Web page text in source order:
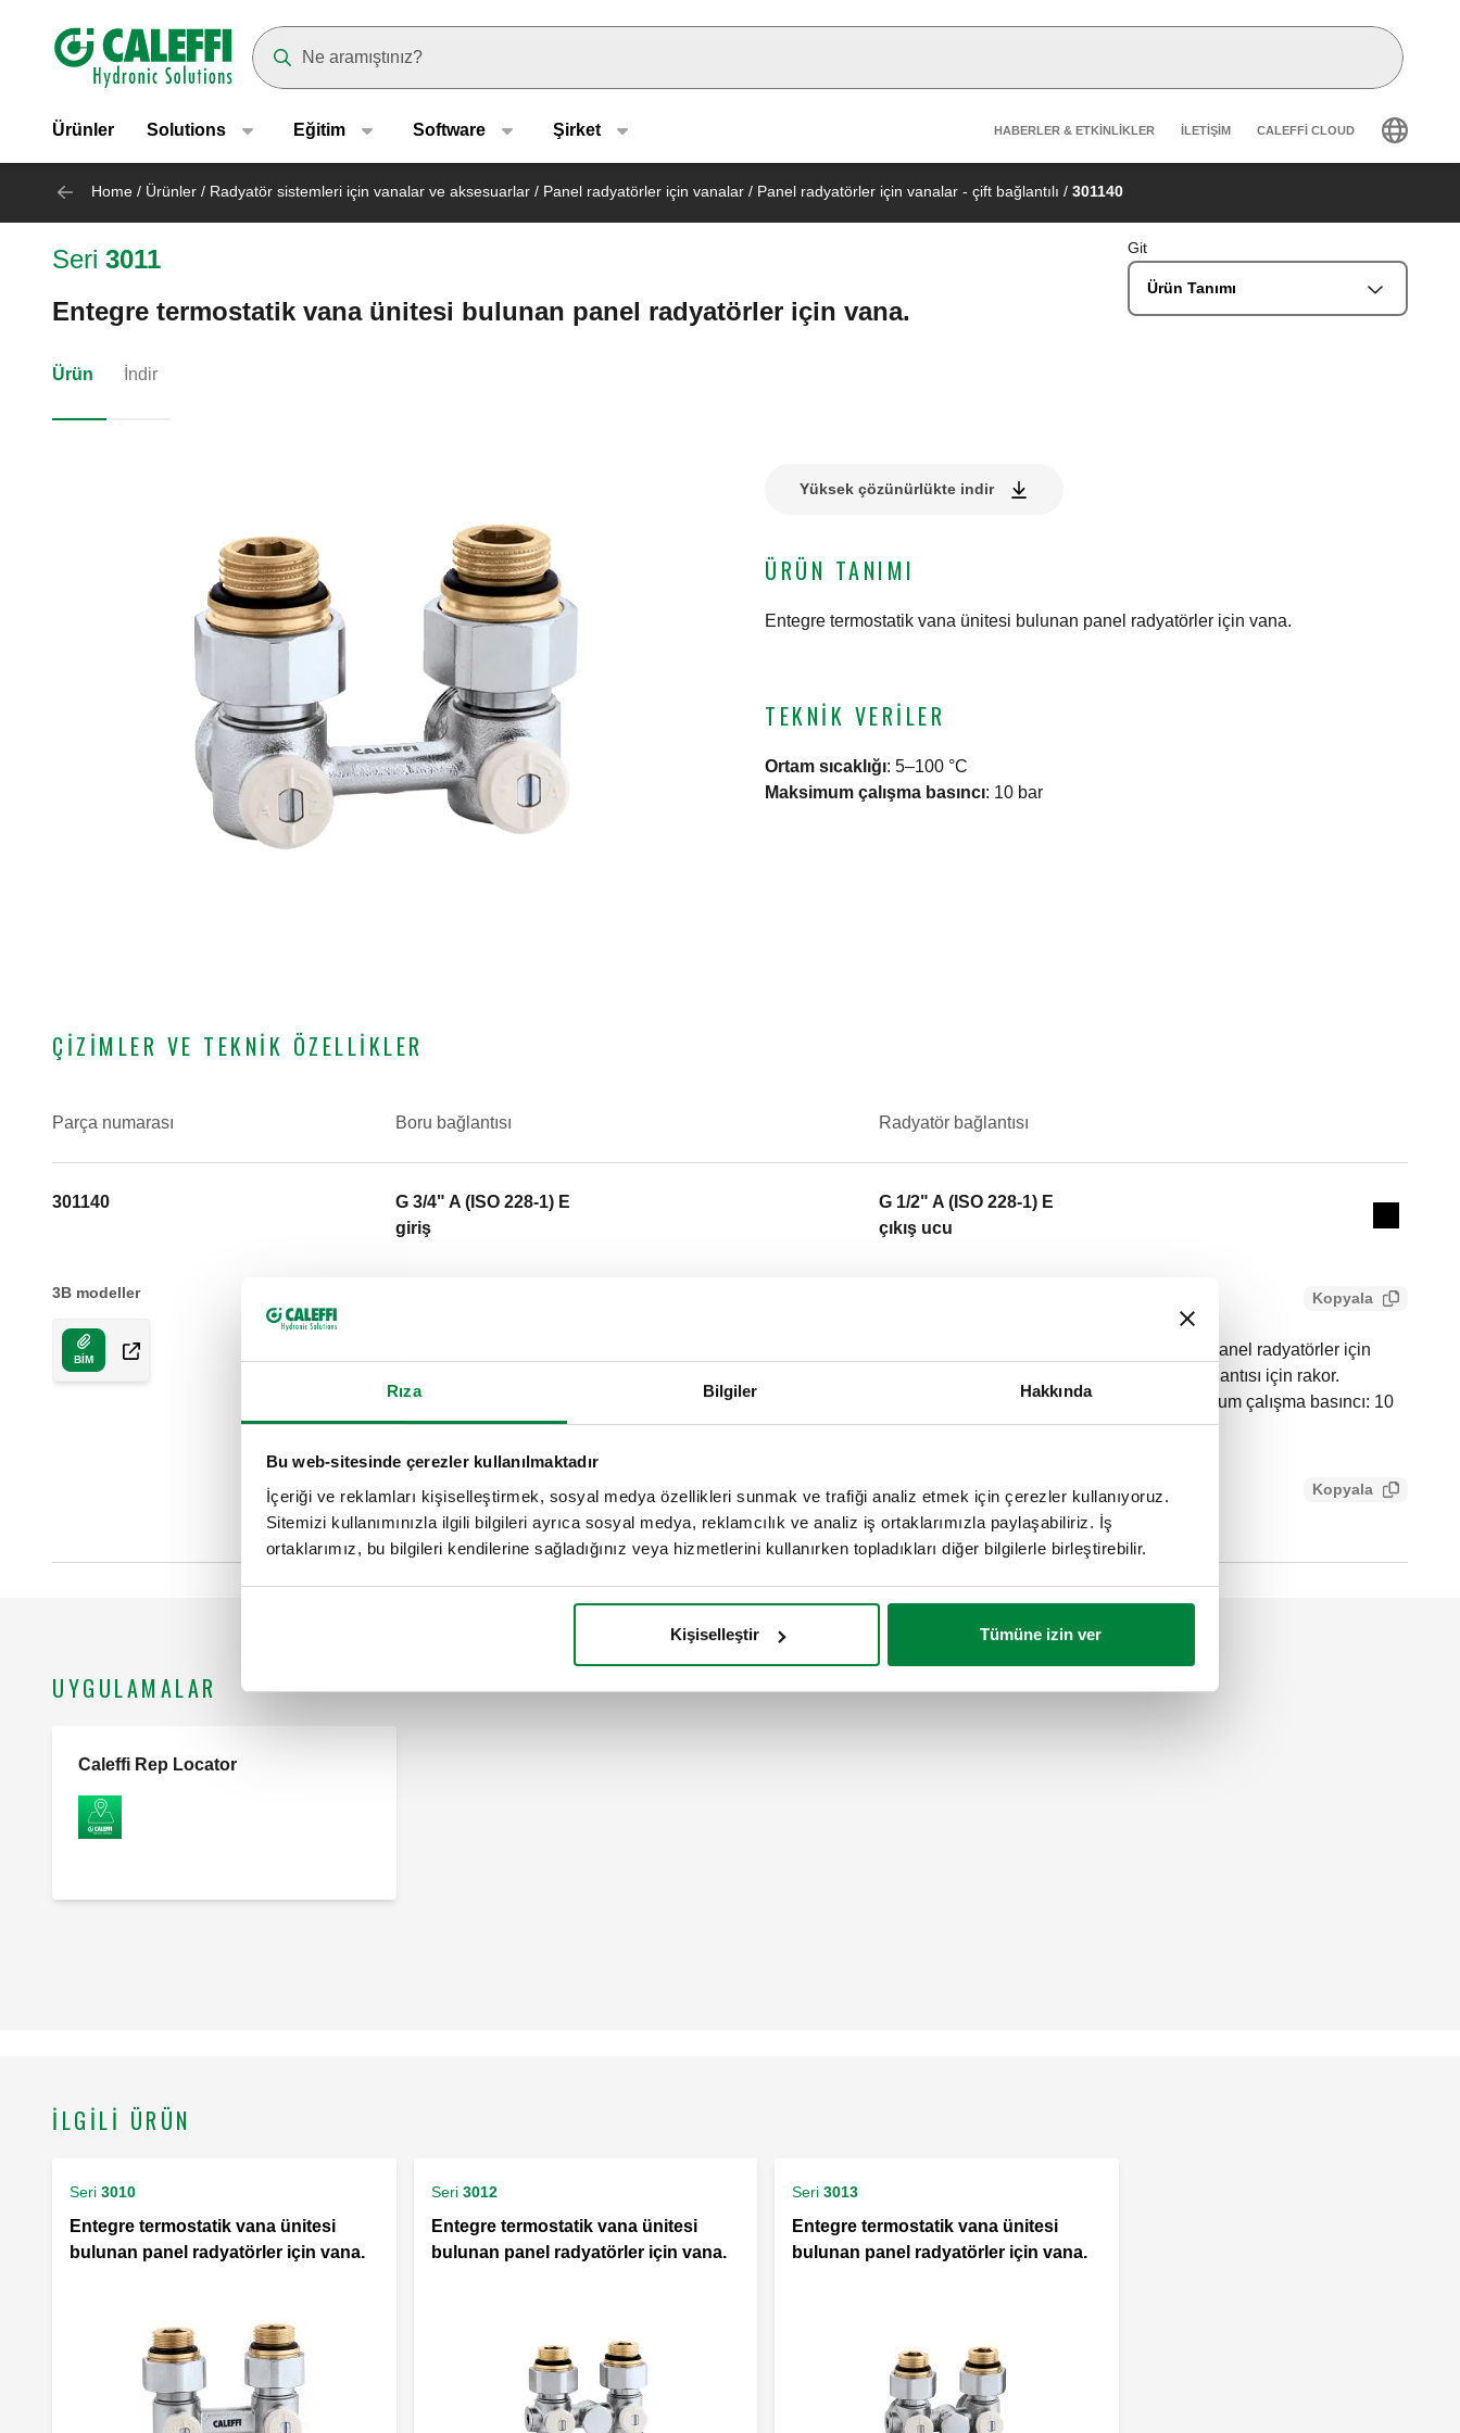
Rıza Bilgiler Hakkında
Bu web-sitesinde çerezler kullanılmaktadır
İçeriği ve reklamları kişiselleştirmek, sosyal medya özellikleri sunmak ve trafiği analiz etmek için çerezler kullanıyoruz.
Sitemizi kullanımınızla ilgili bilgileri ayrıca sosyal medya, reklamcılık ve analiz iş ortaklarımızla paylaşabiliriz. İş
ortaklarımız, bu bilgileri kendilerine sağladığınız veya hizmetlerini kullanırken topladıkları diğer bilgilerle birleştirebilir.
Kişiselleştir Tümüne izin ver
Header main navigation
Ürünler Solutions Eğitim Software Şirket Header secondary navigation
HABERLER & ETKINLIKLER İLETIŞIM CALEFFI CLOUD
Home / Ürünler / Radyatör sistemleri için vanalar ve aksesuarlar / Panel radyatörler için vanalar / Panel radyatörler için vanalar - çift bağlantılı / 301140
Seri 3011
Entegre termostatik vana ünitesi bulunan panel radyatörler için vana.
Git
Ürün Tanımı
Ürün İndir
Yüksek çözünürlükte indir
ÜRÜN TANIMI
Entegre termostatik vana ünitesi bulunan panel radyatörler için vana.
TEKNIK VERILER
Ortam sıcaklığı: 5–100 °C
Maksimum çalışma basıncı: 10 bar
ÇIZIMLER VE TEKNIK ÖZELLIKLER
Parça numarası Boru bağlantısı
Radyatör bağlantısı
301140
G 3/4" A (ISO 228-1) E
giriş
G 1/2" A (ISO 228-1) E
çıkış ucu
Collapse
3B modeller
BIM
Kopyala
CALEFFI, 301140. Entegre termostatik vana ünitesi bulunan panel radyatörler için
vana. Boru bağlantısı: G 3/4" A (ISO 228-1) E, giriş, caleffi bağlantısı için rakor.
Radyatör bağlantısı: G 1/2" A (ISO 228-1) E, çıkış ucu. Maksimum çalışma basıncı: 10
bar. Ortam sıcaklığı: 5–100 °C.
014bbda4-1bae-4bd8-aa88-7825be927d5e
Kopyala
UYGULAMALAR
Caleffi Rep Locator
İLGILI ÜRÜN
Seri 3010
Entegre termostatik vana ünitesi
bulunan panel radyatörler için vana.
Seri 3012
Entegre termostatik vana ünitesi
bulunan panel radyatörler için vana.
Seri 3013
Entegre termostatik vana ünitesi
bulunan panel radyatörler için vana.